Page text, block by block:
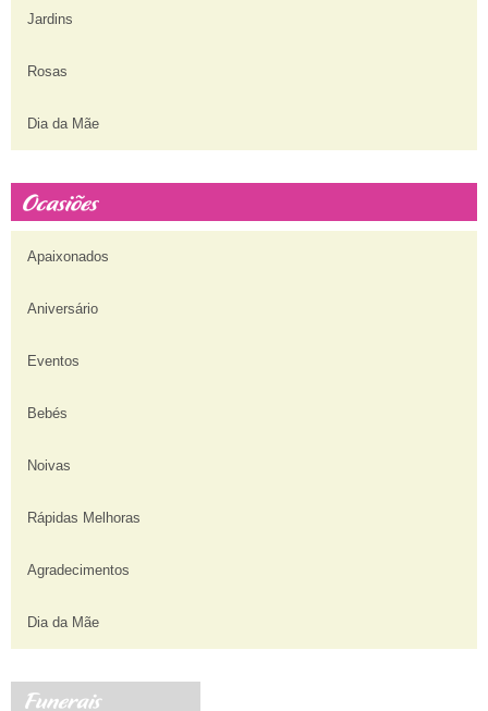
Jardins
Rosas
Dia da Mãe
Apaixonados
Aniversário
Eventos
Bebés
Noivas
Rápidas Melhoras
Agradecimentos
Dia da Mãe